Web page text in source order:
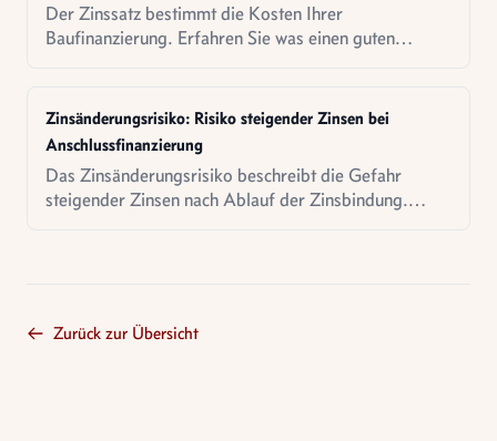
Der Zinssatz bestimmt die Kosten Ihrer
Baufinanzierung. Erfahren Sie was einen guten
Zinsänderungsrisiko: Risiko steigender Zinsen bei
Anschlussfinanzierung
Das Zinsänderungsrisiko beschreibt die Gefahr
steigender Zinsen nach Ablauf der Zinsbindung.
Zurück zur Übersicht